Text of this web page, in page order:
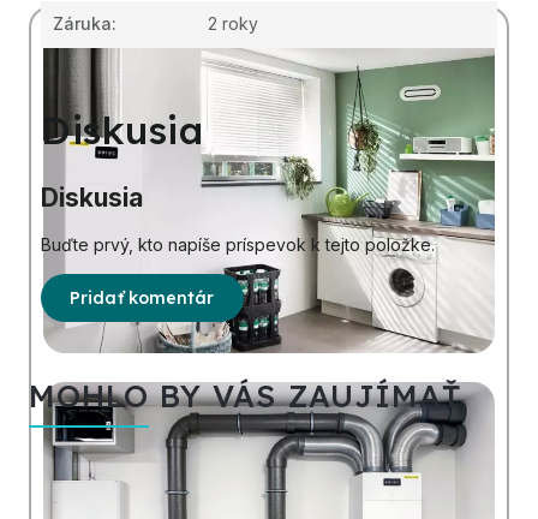
Záruka: 2 roky
Diskusia
Diskusia
Buďte prvý, kto napíše príspevok k tejto položke.
Pridať komentár
MOHLO BY VÁS ZAUJÍMAŤ